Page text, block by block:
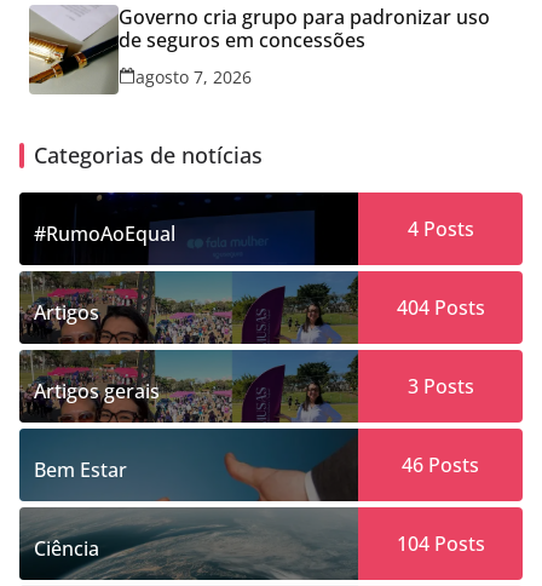
Governo cria grupo para padronizar uso
de seguros em concessões
agosto 7, 2026
Categorias de notícias
#RumoAoEqual 4Posts
Artigos 404Posts
Artigos gerais 3Posts
Bem Estar 46 Posts
Ciência 104Posts